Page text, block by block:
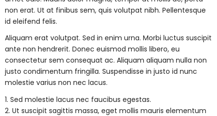
non erat. Ut at finibus sem, quis volutpat nibh. Pellentesque
id eleifend felis.
Aliquam erat volutpat. Sed in enim urna. Morbi luctus suscipit
ante non hendrerit. Donec euismod mollis libero, eu
consectetur sem consequat ac. Aliquam aliquam nulla non
justo condimentum fringilla. Suspendisse in justo id nunc
molestie varius non nec lacus.
1. Sed molestie lacus nec faucibus egestas.
2. Ut suscipit sagittis massa, eget mollis mauris elementum